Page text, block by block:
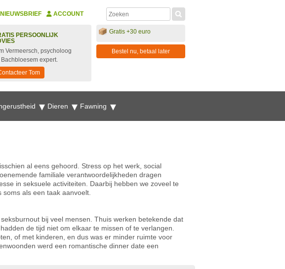
NIEUWSBRIEF ACCOUNT
PERSOONLIJK
Vermeersch, psycholoog
expert.
Tom
Gratis +30 euro
Bestel nu, betaal later
Dieren Fawning
al eens gehoord. Stress op het werk, social
familiale verantwoordelijkheden dragen
in seksuele activiteiten. Daarbij hebben we zoveel te
als een taak aanvoelt.
bij veel mensen. Thuis werken betekende dat
de tijd niet om elkaar te missen of te verlangen.
of met kinderen, en dus was er minder ruimte voor
werd een romantische dinner date een